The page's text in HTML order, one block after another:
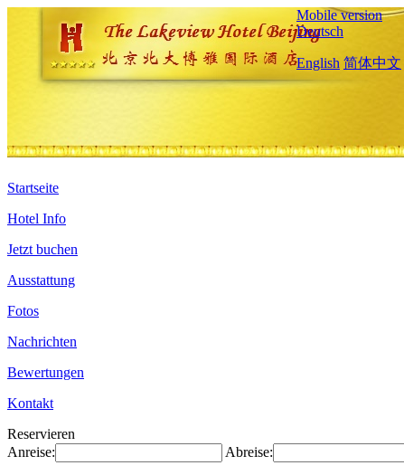
Mobile version
Deutsch
English 简体中文
Startseite
Hotel Info
Jetzt buchen
Ausstattung
Fotos
Nachrichten
Bewertungen
Kontakt
Reservieren
Anreise:
Abreise: